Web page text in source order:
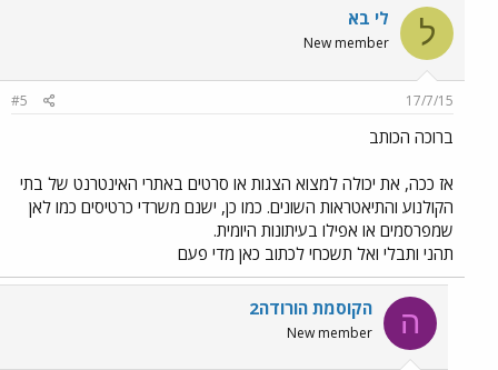
ל לי בא
New member
17/7/15
#5
ברוכה הכותב
אז ככה, את יכולה למצוא הצגות או סרטים באתרי האינטרנט של בתי
הקולנוע והתיאטראות השונים. כמו כן, ישנם משרדי כרטיסים כמו לאן
שמפרסמים או אפילו בעיתונות היומית.
תהני ותבלי ואל תשכחי לכתוב כאן מדי פעם
ה הקוסמת הורודה2
New member